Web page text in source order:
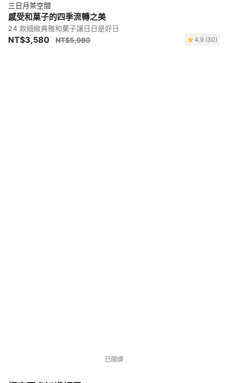
三日月茶空間
感受和菓子的四季流轉之美
24 款細緻典雅和菓子讓日日是好日
NT$3,580 NT$5,980 4.9 (30)
已開課